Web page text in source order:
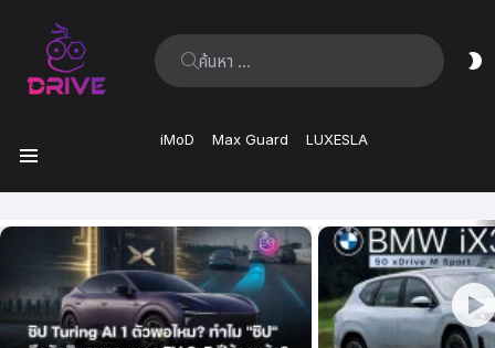
ค้นหา:
iMoD Max Guard LUXESLA
ล่าสุด